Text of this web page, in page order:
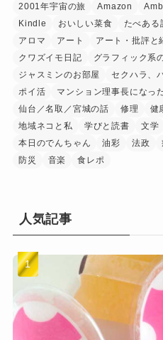
2001年宇宙の旅 Amazon
Kindle
おいしい菜食 たべある
アロマ
アート アート・批評と
クワズイモ日記
グラフィック系
ジャスミンのお部屋
セクハラ、
ポイ活
マンション理事長になっ
仙台／名取／宮城の話
修理 健
地域ネコと私
学びと読書 文学
本日のでんちゃん
油彩 法政
防災
音楽 食レポ
人気記事